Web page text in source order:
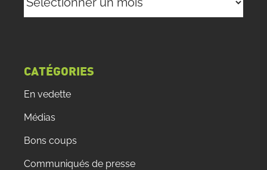
CATÉGORIES
En vedette
Médias
Bons coups
Communiqués de presse